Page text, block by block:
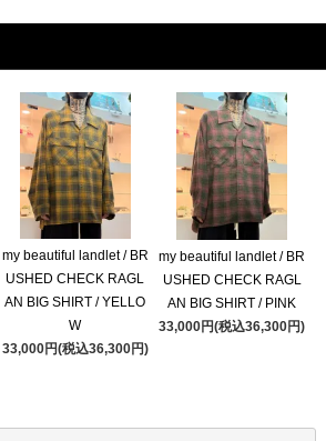
my beautiful landlet / BR
USHED CHECK RAGL
AN BIG SHIRT / YELLO
W
33,000円(税込36,300円)
my beautiful landlet / BR
USHED CHECK RAGL
AN BIG SHIRT / PINK
33,000円(税込36,300円)